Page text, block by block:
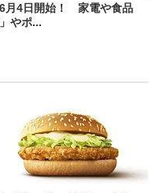
6月4日開始！ 家電や食品
やポ...